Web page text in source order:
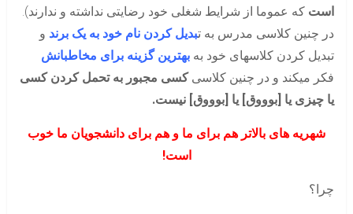
است که عموما از شرایط شغلی خود رضایتی نداشته و ندارند).
در چنین کلاسی مدرس به تبدیل کردن نام خود به یک برند و
تبدیل کردن کلاسهای خود به بهترین گزینه برای مخاطبانش
فکر میکند و در چنین کلاسیکسی مجبور به تحمل کردن کسی
یا چیزی یا [بوووق] یا [بوووق] نیست.
شهریه های بالاتر هم برای ما و هم برای دانشجویان ما خوب
است!
چرا؟